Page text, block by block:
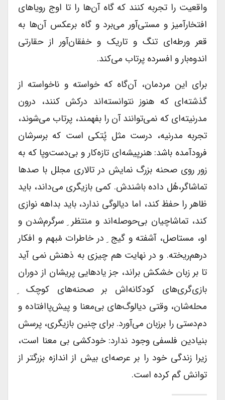
واقعیت را تجربه کنند که گاه آن‌ها را تا اوج رویاهای
‌افتخار‌آمیز و مستی‌آور می‌برد و گاه برعکس آن‌ها به
قعر ورطه‌ای تنگ و تاریک و خفقان‌آور از حقارتی
اندوه‌بار و افسرده پرتاب می‌کند.
برای این مردمان، آن‌گاه که خواسته و ناخواسته از
گذشته‌ای که هنوز نتوانسته‌اند درکش کنند، درون
مدرنیته‌ای که نمی‌توانند آن را بفهمند، پرتاب می‌شوند،
تجربه مدرنیه، درست مثل پُتکی است که برسرشان
فرودآمده باشد: هنرپیشه‌ای تازه‌کار و بی‌دست‌و‌پا که به
زور روی صحنه بزرگ نمایش در تالاری مجلل با صدها
تماشاگر،هُل داده باشندش. کمی بازیگری می‌داند، باید
ظاهر را حفظ کند، اما دیالوگی ندارد، باید بداهه نوازی
کند، تماشاچیان بی‌حوصله‌اند و منتظر ِ سرگرم‌شدن و
او، مستاصل، آشفته و گیج ِ در خاطرات مُبهم و افکار
درهم‌ریخته. و در نهایت هم چیزی به ذهنش نمی آید
تا بر زبان خشکش براند، جز یادهایی پریشان از ‌دوران
بازی‌‌گری‌های کودکانه‌اش بر صحنه‌های کوچک ِ
محله‌شان، وقتی دیالوگ‌های بی‌معنا و پیش‌پاافتاده و
دم‌دستی را برزبان می‌آورد. برای چنین بازیگری، پرسش
بنیادین فلسفی وجود ندارد: خودکشی بی معنا است،
زیرا زندگی خود را بر عرصه‌ای بیش از اندازه بزرگتر از
توانش گم کرده است.